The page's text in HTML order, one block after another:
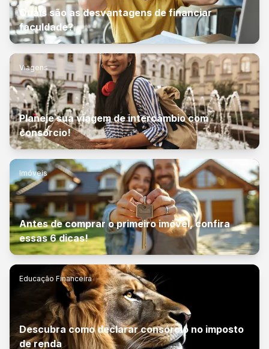
Quais são as desvantagens de financiar
faculdade?
Viagens
Planeje sua viagem de intercâmbio com
consórcio!
Imóveis
Antes de comprar o primeiro imóvel, confira
essas 6 dicas!
Educação Financeira
Descubra como declarar consórcio no imposto
de renda